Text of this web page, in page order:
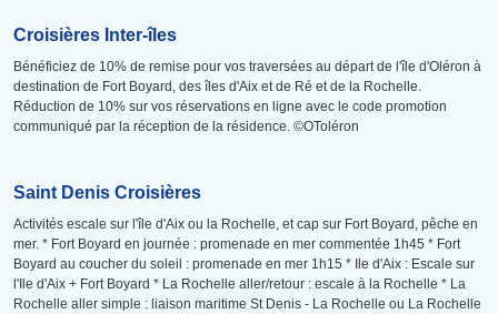
Croisières Inter-îles
Bénéficiez de 10% de remise pour vos traversées au départ de l'île d'Oléron à
destination de Fort Boyard, des îles d'Aix et de Ré et de la Rochelle.
Réduction de 10% sur vos réservations en ligne avec le code promotion
communiqué par la réception de la résidence. ©OToléron
Saint Denis Croisières
Activités escale sur l'île d'Aix ou la Rochelle, et cap sur Fort Boyard, pêche en
mer. * Fort Boyard en journée : promenade en mer commentée 1h45 * Fort
Boyard au coucher du soleil : promenade en mer 1h15 * Ile d'Aix : Escale sur
l'Ile d'Aix + Fort Boyard * La Rochelle aller/retour : escale à la Rochelle * La
Rochelle aller simple : liaison maritime St Denis - La Rochelle ou La Rochelle